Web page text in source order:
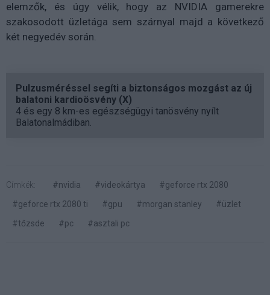
elemzők, és úgy vélik, hogy az NVIDIA gamerekre
szakosodott üzletága sem szárnyal majd a következő
két negyedév során.
Pulzusméréssel segíti a biztonságos mozgást az új
balatoni kardioösvény (X)
4 és egy 8 km-es egészségügyi tanösvény nyílt
Balatonalmádiban.
Címkék: #nvidia #videokártya
#geforce rtx 2080
#geforce rtx 2080 ti
#gpu #morgan stanley
#üzlet
#tőzsde
#pc #asztali pc